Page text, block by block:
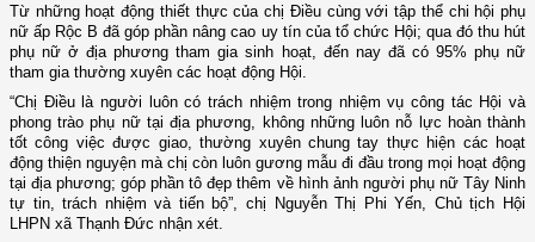
Từ những hoạt động thiết thực của chị Điều cùng với tập thể chi hội phụ
nữ ấp Rộc B đã góp phần nâng cao uy tín của tổ chức Hội; qua đó thu hút
phụ nữ ở địa phương tham gia sinh hoạt, đến nay đã có 95% phụ nữ
tham gia thường xuyên các hoạt động Hội.
“Chị Điều là người luôn có trách nhiệm trong nhiệm vụ công tác Hội và
phong trào phụ nữ tại địa phương,
không những luôn nỗ lực hoàn thành
tốt công việc được giao, thường xuyên chung tay thực hiện các hoạt
động thiện nguyện mà chị còn luôn gương mẫu đi đầu trong mọi hoạt động
tại địa phương; góp phần tô đẹp thêm về hình ảnh người phụ nữ Tây Ninh
tự tin, trách nhiệm và tiến bộ”, chị Nguyễn Thị Phi Yến, Chủ tịch Hội
LHPN xã Thạnh Đức nhận xét.